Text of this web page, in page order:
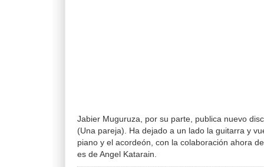
Jabier Muguruza, por su parte, publica nuevo
(Una pareja). Ha dejado a un lado la guitarra y
piano y el acordeón, con la colaboración ahora
es de Angel Katarain.